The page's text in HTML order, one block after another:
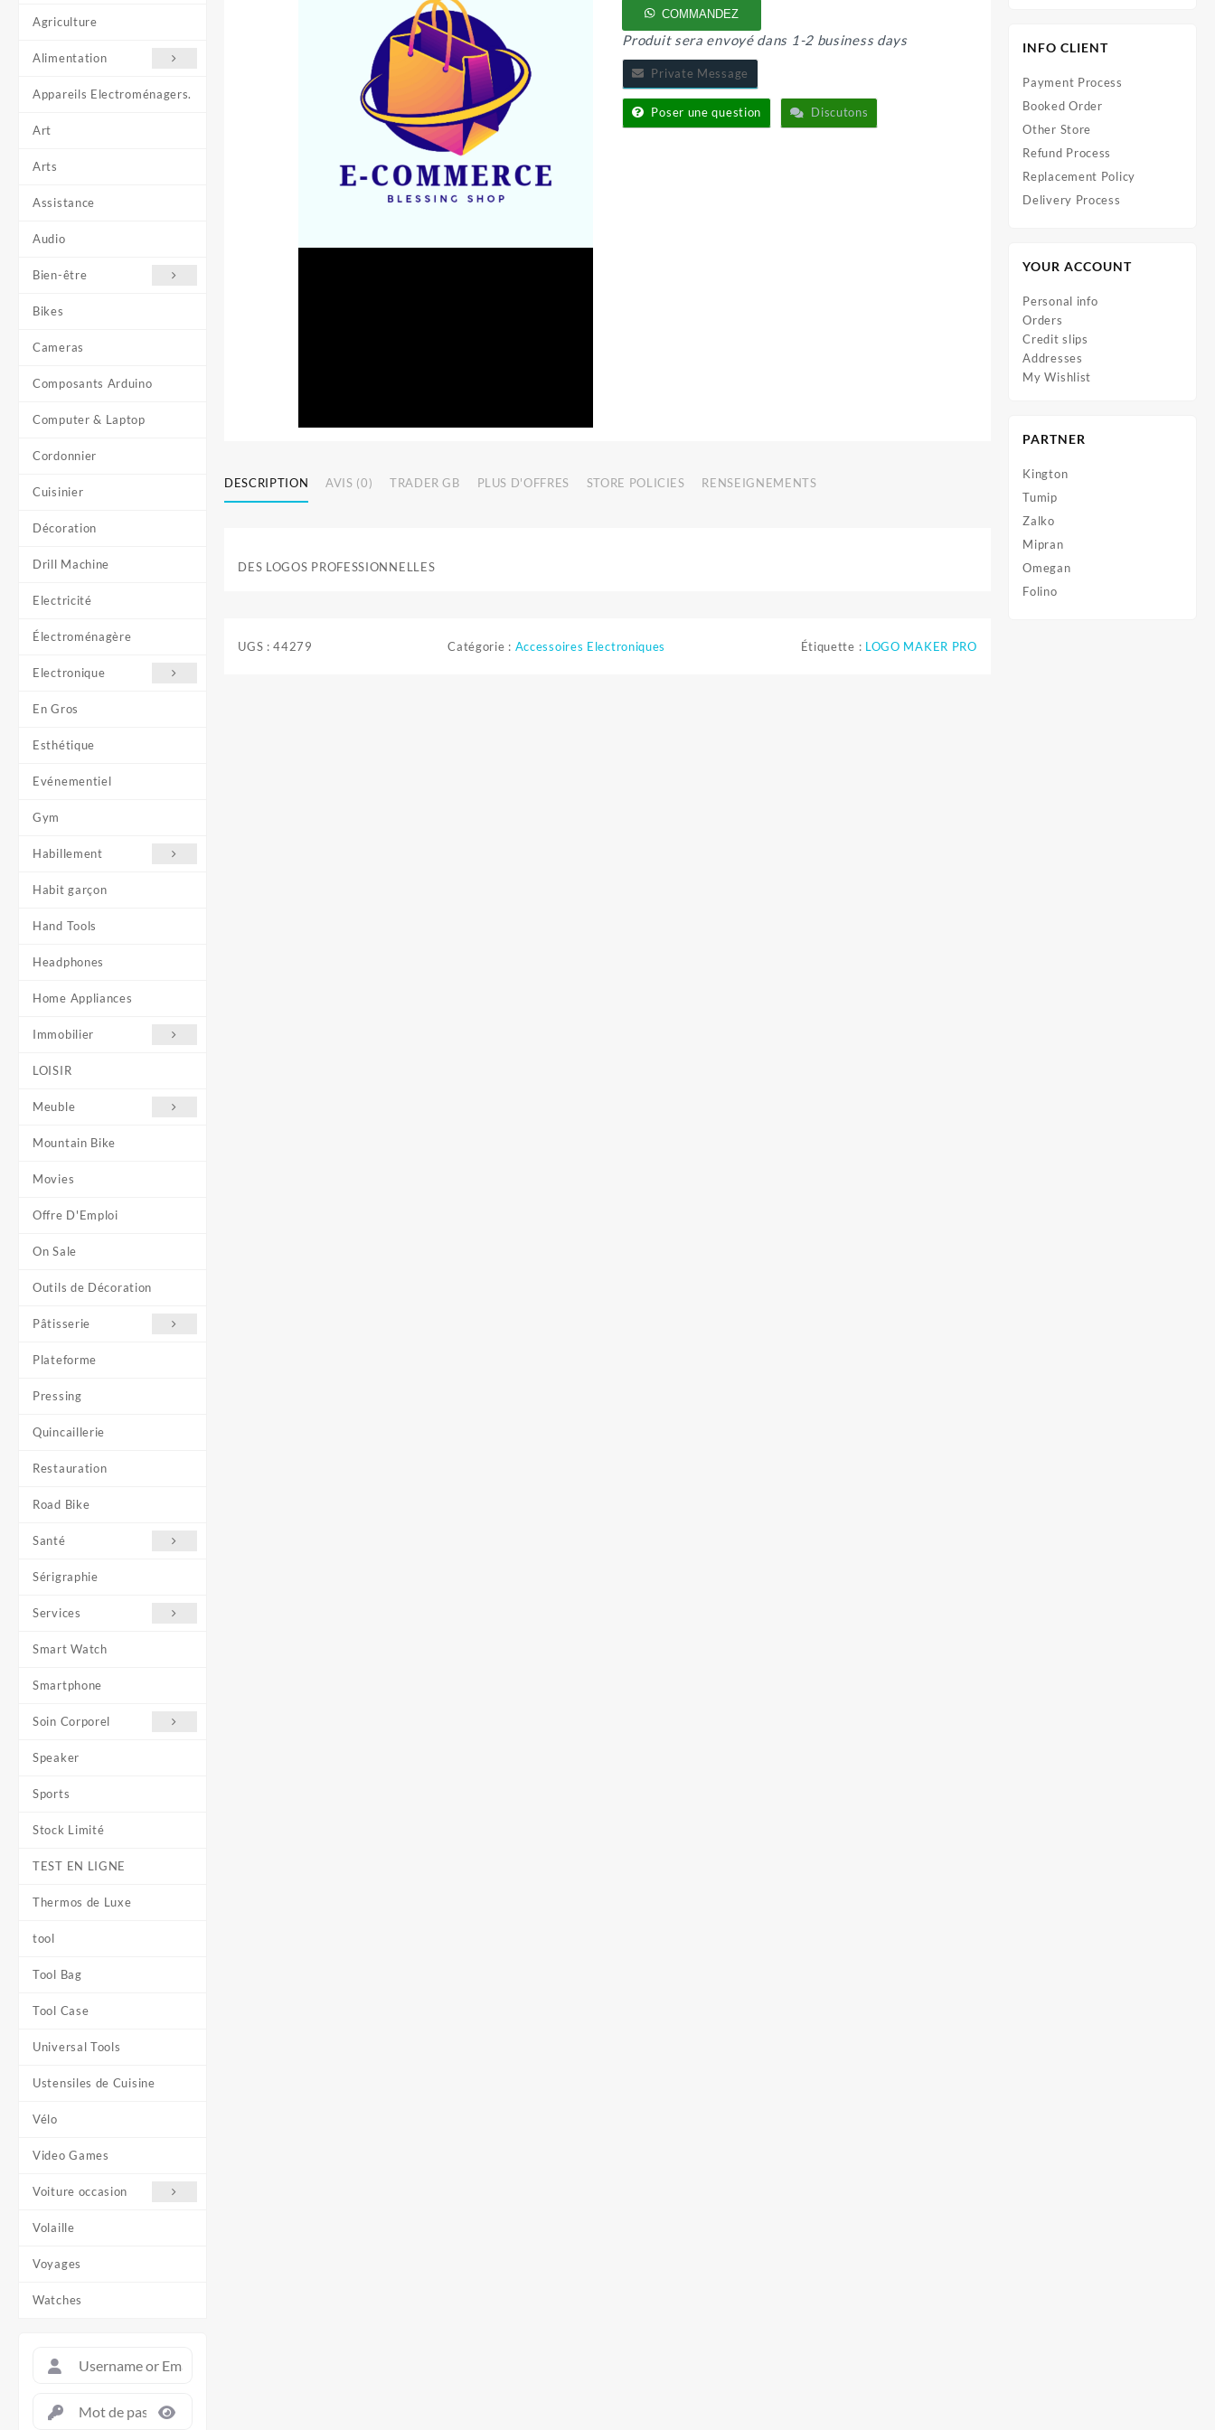
Agriculture
Alimentation
Appareils Electroménagers.
Art
Arts
Assistance
Audio
Bien-être
Bikes
Cameras
Composants Arduino
Computer & Laptop
Cordonnier
Cuisinier
Décoration
Drill Machine
Electricité
Électroménagère
Electronique
En Gros
Esthétique
Evénementiel
Gym
Habillement
Habit garçon
Hand Tools
Headphones
Home Appliances
Immobilier
LOISIR
Meuble
Mountain Bike
Movies
Offre D'Emploi
On Sale
Outils de Décoration
Pâtisserie
Plateforme
Pressing
Quincaillerie
Restauration
Road Bike
Santé
Sérigraphie
Services
Smart Watch
Smartphone
Soin Corporel
Speaker
Sports
Stock Limité
TEST EN LIGNE
Thermos de Luxe
tool
Tool Bag
Tool Case
Universal Tools
Ustensiles de Cuisine
Vélo
Video Games
Voiture occasion
Volaille
Voyages
Watches
COMMANDEZ
Produit sera envoyé dans 1-2 business days
Private Message
Poser une question Discutons
DESCRIPTION AVIS (0) TRADER GB PLUS D'OFFRES STORE POLICIES RENSEIGNEMENTS
DES LOGOS PROFESSIONNELLES
UGS :44279 Catégorie : Accessoires Electroniques Étiquette : LOGO MAKER PRO
INFO CLIENT
Payment Process
Booked Order
Other Store
Refund Process
Replacement Policy
Delivery Process
YOUR ACCOUNT
Personal info
Orders
Credit slips
Addresses
My Wishlist
PARTNER
Kington
Tumip
Zalko
Mipran
Omegan
Folino